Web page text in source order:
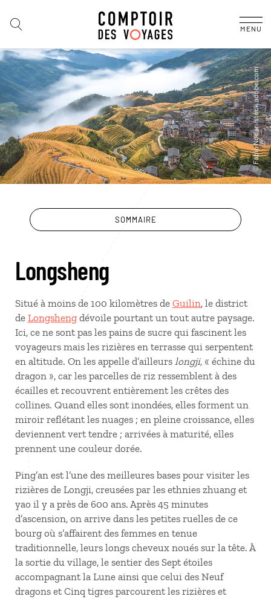
MENU
SOMMAIRE
Longsheng
Situé à moins de 100 kilomètres de Guilin, le district
de Longsheng dévoile pourtant un tout autre paysage.
Ici, ce ne sont pas les pains de sucre qui fascinent les
voyageurs mais les rizières en terrasse qui serpentent
en altitude. On les appelle d’ailleurs longji, « échine du
dragon », car les parcelles de riz ressemblent à des
écailles et recouvrent entièrement les crêtes des
collines. Quand elles sont inondées, elles forment un
miroir reflétant les nuages ; en pleine croissance, elles
deviennent vert tendre ; arrivées à maturité, elles
prennent une couleur dorée.
Ping’an est l’une des meilleures bases pour visiter les
rizières de Longji, creusées par les ethnies zhuang et
yao il y a près de 600 ans. Après 45 minutes
d’ascension, on arrive dans les petites ruelles de ce
bourg où s’affairent des femmes en tenue
traditionnelle, leurs longs cheveux noués sur la tête. À
la sortie du village, le sentier des Sept étoiles
accompagnant la Lune ainsi que celui des Neuf
dragons et Cinq tigres parcourent les rizières et